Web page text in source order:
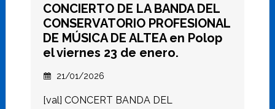
CONCIERTO DE LA BANDA DEL
CONSERVATORIO PROFESIONAL
DE MÚSICA DE ALTEA en Polop
el viernes 23 de enero.
21/01/2026
[val] CONCERT BANDA DEL